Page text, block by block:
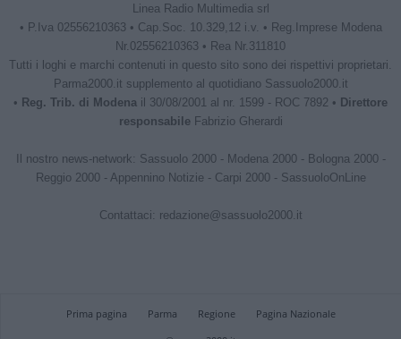
Linea Radio Multimedia srl
• P.Iva 02556210363 • Cap.Soc. 10.329,12 i.v. • Reg.Imprese Modena
Nr.02556210363 • Rea Nr.311810
Tutti i loghi e marchi contenuti in questo sito sono dei rispettivi proprietari.
Parma2000.it supplemento al quotidiano Sassuolo2000.it
• Reg. Trib. di Modena il 30/08/2001 al nr. 1599 - ROC 7892 • Direttore
responsabileFabrizio Gherardi
Il nostro news-network: Sassuolo 2000- Modena 2000- Bologna 2000-
Reggio 2000- Appennino Notizie - Carpi 2000- SassuoloOnLine
Contattaci: redazione@sassuolo2000.it
Prima pagina Parma Regione
Pagina Nazionale